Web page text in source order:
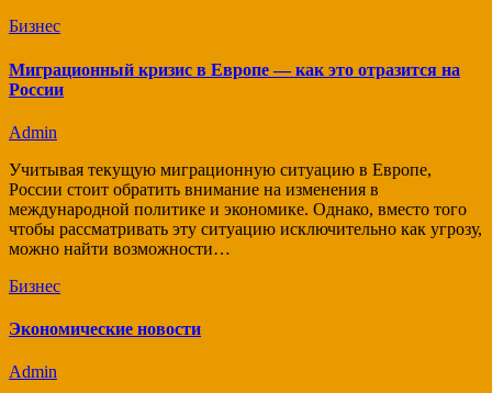
Бизнес
Миграционный кризис в Европе — как это отразится на
России
Admin
Учитывая текущую миграционную ситуацию в Европе,
России стоит обратить внимание на изменения в
международной политике и экономике. Однако, вместо того
чтобы рассматривать эту ситуацию исключительно как угрозу,
можно найти возможности…
Бизнес
Экономические новости
Admin